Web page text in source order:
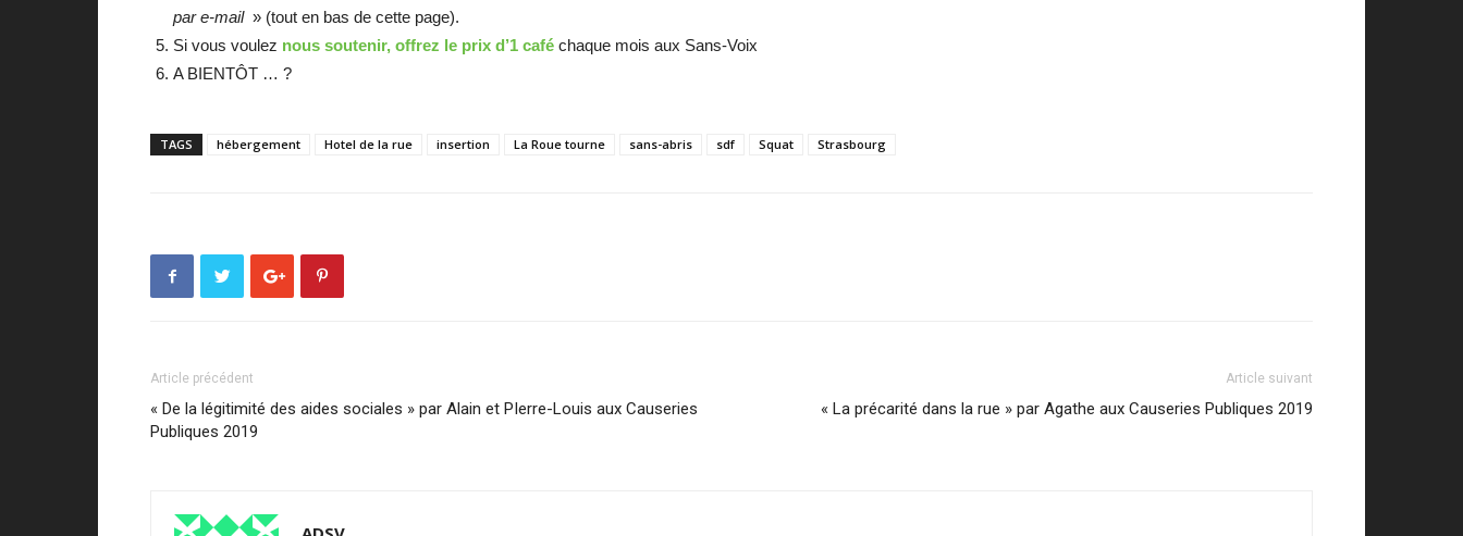
par e-mail» (tout en bas de cette page).
Si vous voulez nous soutenir, offrez le prix d’1 café chaque mois aux Sans-Voix
A BIENTÔT … ?
TAGS hébergement Hotel de la rue insertion La Roue tourne sans-abris sdf Squat Strasbourg
Article précédent
« De la légitimité des aides sociales » par Alain et PIerre-Louis aux Causeries
Publiques 2019
Article suivant
« La précarité dans la rue » par Agathe aux Causeries Publiques 2019